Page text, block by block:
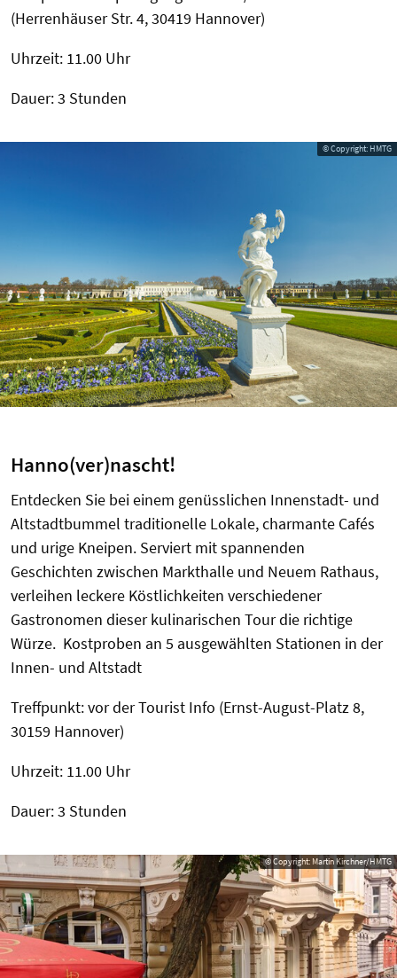
(Herrenhäuser Str. 4, 30419 Hannover)
Uhrzeit: 11.00 Uhr
Dauer: 3 Stunden
© Copyright: HMTG
Hanno(ver)nascht!
Entdecken Sie bei einem genüsslichen Innenstadt- und
Altstadtbummel traditionelle Lokale, charmante Cafés
und urige Kneipen. Serviert mit spannenden
Geschichten zwischen Markthalle und Neuem Rathaus,
verleihen leckere Köstlichkeiten verschiedener
Gastronomen dieser kulinarischen Tour die richtige
Würze. Kostproben an 5 ausgewählten Stationen in der
Innen- und Altstadt
Treffpunkt: vor der Tourist Info (Ernst-August-Platz 8,
30159 Hannover)
Uhrzeit: 11.00 Uhr
Dauer: 3 Stunden
© Copyright: Martin Kirchner/HMTG